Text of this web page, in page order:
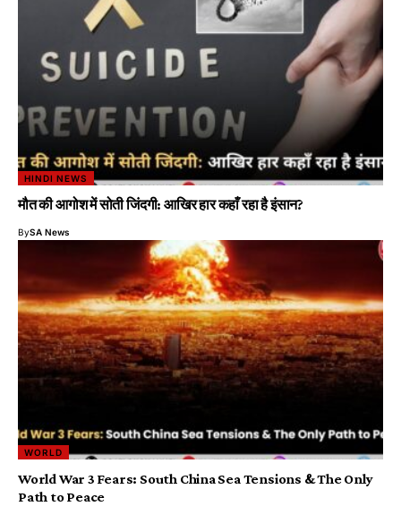
HINDI NEWS
मौत की आगोश में सोती जिंदगी: आखिर हार कहाँ रहा है इंसान?
BySA News
WORLD
World War 3 Fears: South China Sea Tensions & The Only
Path to Peace